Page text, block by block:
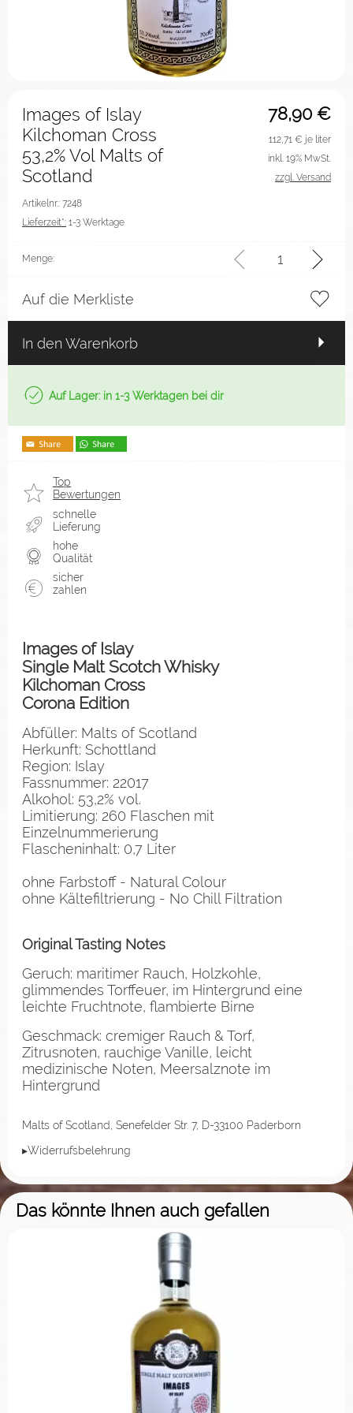
78,90 €
Images of Islay
Kilchoman Cross
53,2% Vol Malts of
Scotland
Artikelnr.: 7248
Lieferzeit*: 1-3 Werktage
112,71 € je liter
inkl. 19% MwSt.
zzgl. Versand
Menge:
Auf die Merkliste
In den Warenkorb
Auf Lager: in 1-3 Werktagen bei dir
Top
Bewertungen
schnelle
Lieferung
hohe
Qualität
sicher
zahlen
Images of Islay
Single Malt Scotch Whisky
Kilchoman Cross
Corona Edition
Abfüller: Malts of Scotland
Herkunft: Schottland
Region: Islay
Fassnummer: 22017
Alkohol: 53,2% vol.
Limitierung: 260 Flaschen mit
Einzelnummerierung
Flascheninhalt: 0,7 Liter
ohne Farbstoff - Natural Colour
ohne Kältefiltrierung - No Chill Filtration
Original Tasting Notes
Geruch: maritimer Rauch, Holzkohle,
glimmendes Torffeuer, im Hintergrund eine
leichte Fruchtnote, flambierte Birne
Geschmack: cremiger Rauch & Torf,
Zitrusnoten, rauchige Vanille, leicht
medizinische Noten, Meersalznote im
Hintergrund
Malts of Scotland, Senefelder Str. 7, D-33100 Paderborn
▸Widerrufsbelehrung
Das könnte Ihnen auch gefallen